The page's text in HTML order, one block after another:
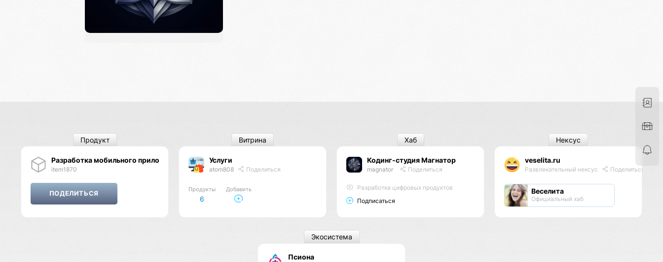
Разработка мобильного приложения
item1870
Продукт
Услуги
atom808 Поделиться
Продукты
6
Добавить
Витрина
Кодинг-студия Магнатор
magnator Поделиться
Разработка цифровых продуктов
Подписаться
Хаб
veselita.ru
Развлекательный нексус Поделиться
Веселита
Официальный хаб
Нексус
Псиона
Экосистема